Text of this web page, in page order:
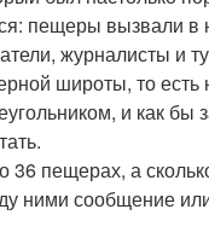
пещеры вызвали
журналисты и
широты, то
и как
пещерах, а
ними сообщение